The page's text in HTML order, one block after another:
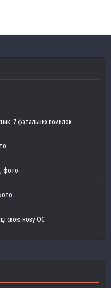
7 фатальних помилок
фото
свою нову ОС